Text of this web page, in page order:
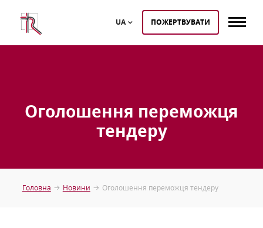
UA ПОЖЕРТВУВАТИ
Оголошення переможця
тендеру
Головна Новини Оголошення переможця тендеру